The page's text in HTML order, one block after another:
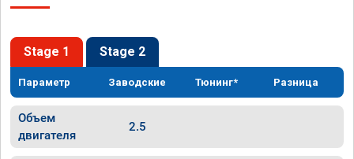
Stage 1 Stage 2
Параметр Заводские Тюнинг* Разница
Объем
двигателя
2.5